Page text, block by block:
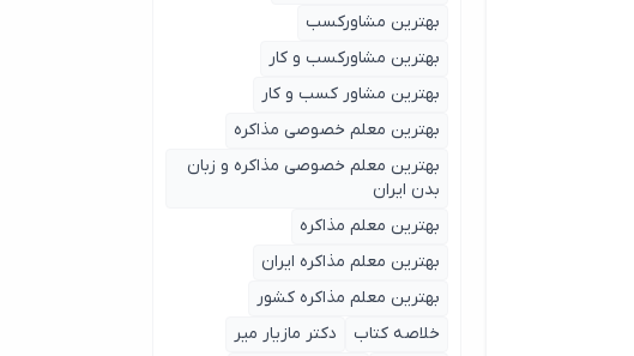
بهترین مشاورکسب
بهترین مشاورکسب و کار
بهترین مشاور کسب و کار
بهترین معلم خصوصی مذاکره
بهترین معلم خصوصی مذاکره و زبان
بدن ایران
بهترین معلم مذاکره
بهترین معلم مذاکره ایران
بهترین معلم مذاکره کشور
خلاصه کتاب
دکتر مازیار میر